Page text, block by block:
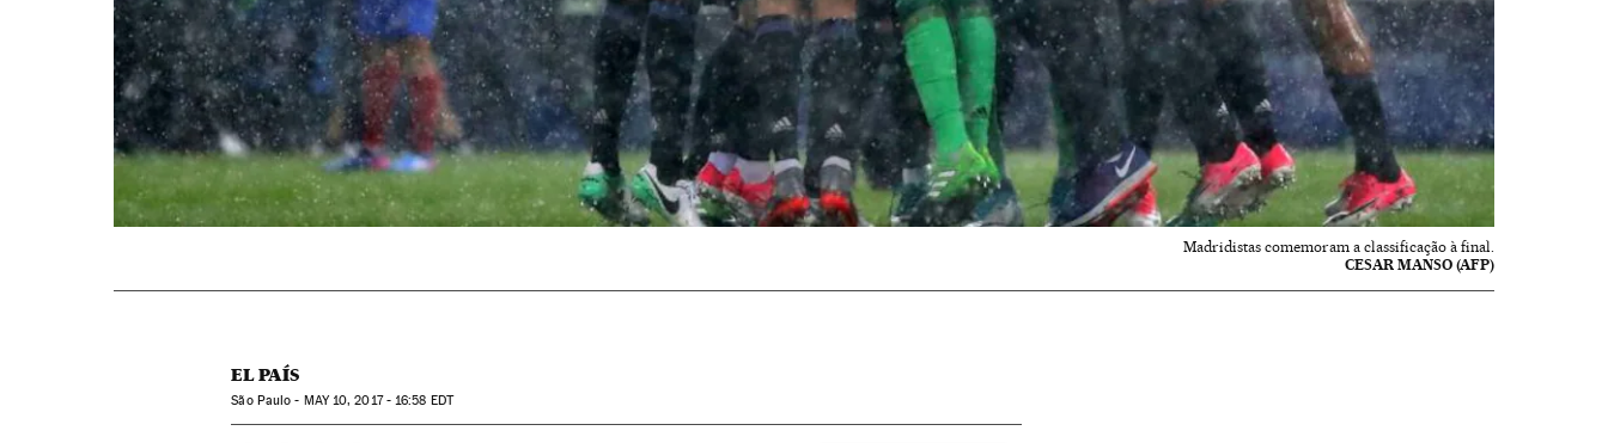
Madridistas comemoram a classificação à final.
CESAR MANSO (AFP)
EL PAÍS
São Paulo - MAY10, 2017 - 16:58 EDT